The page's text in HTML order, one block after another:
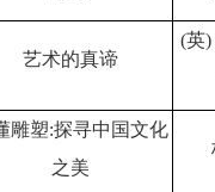
艺术的真谛
(英)
雕塑:探寻中国文化
之美